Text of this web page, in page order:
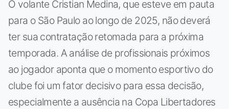
O volante Cristian Medina, que esteve em pauta
para o São Paulo ao longo de 2025, não deverá
ter sua contratação retomada para a próxima
temporada. A análise de profissionais próximos
ao jogador aponta que o momento esportivo do
clube foi um fator decisivo para essa decisão,
especialmente a ausência na Copa Libertadores